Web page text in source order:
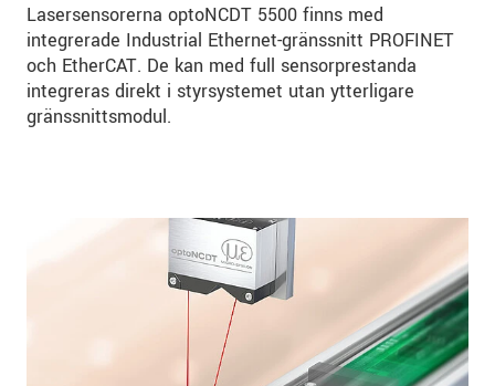
Lasersensorerna optoNCDT 5500 finns med
integrerade Industrial Ethernet-gränssnitt PROFINET
och EtherCAT. De kan med full sensorprestanda
integreras direkt i styrsystemet utan ytterligare
gränssnittsmodul.